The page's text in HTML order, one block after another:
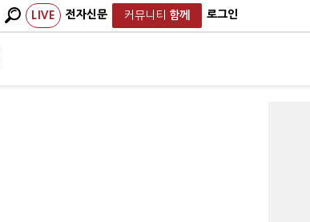
LIVE 전자신문 커뮤니티 함께 로그인